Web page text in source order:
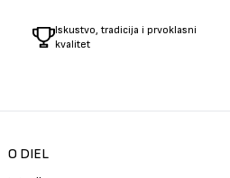
Iskustvo, tradicija i prvoklasni
kvalitet
O DIEL